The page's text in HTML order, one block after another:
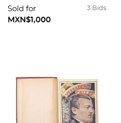
CRÉDITO PÚBLICO,
1960.
3 Bids
Sold for
MXN$1,000